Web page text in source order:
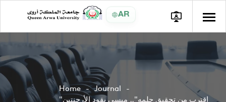
AR
Home
Journal
"اقترب من تحقيق حلمه".. ميسي يقود الأرجنتين